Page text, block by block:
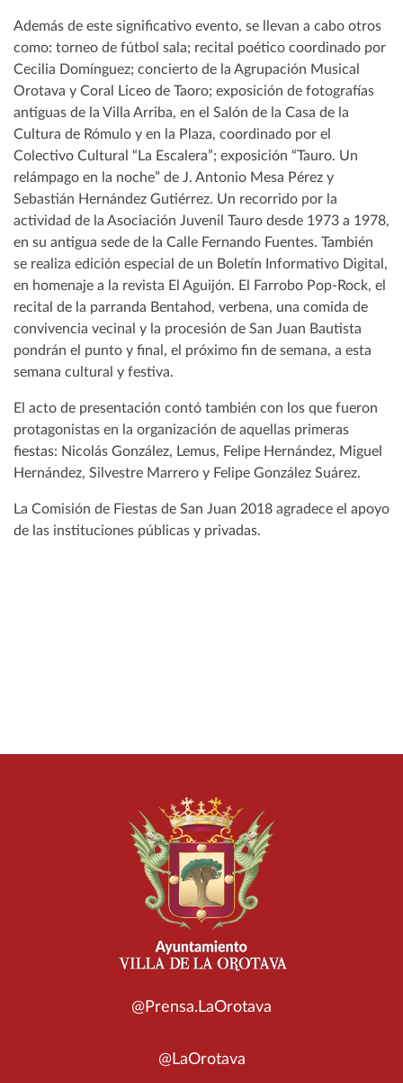
Además de este significativo evento, se llevan a cabo otros
como: torneo de fútbol sala; recital poético coordinado por
Cecilia Domínguez; concierto de la Agrupación Musical
Orotava y Coral Liceo de Taoro; exposición de fotografías
antiguas de la Villa Arriba, en el Salón de la Casa de la
Cultura de Rómulo y en la Plaza, coordinado por el
Colectivo Cultural “La Escalera”; exposición “Tauro. Un
relámpago en la noche” de J. Antonio Mesa Pérez y
Sebastián Hernández Gutiérrez. Un recorrido por la
actividad de la Asociación Juvenil Tauro desde 1973 a 1978,
en su antigua sede de la Calle Fernando Fuentes. También
se realiza edición especial de un Boletín Informativo Digital,
en homenaje a la revista El Aguijón. El Farrobo Pop-Rock, el
recital de la parranda Bentahod, verbena, una comida de
convivencia vecinal y la procesión de San Juan Bautista
pondrán el punto y final, el próximo fin de semana, a esta
semana cultural y festiva.
El acto de presentación contó también con los que fueron
protagonistas en la organización de aquellas primeras
fiestas: Nicolás González, Lemus, Felipe Hernández, Miguel
Hernández, Silvestre Marrero y Felipe González Suárez.
La Comisión de Fiestas de San Juan 2018 agradece el apoyo
de las instituciones públicas y privadas.
@Prensa.LaOrotava
@LaOrotava